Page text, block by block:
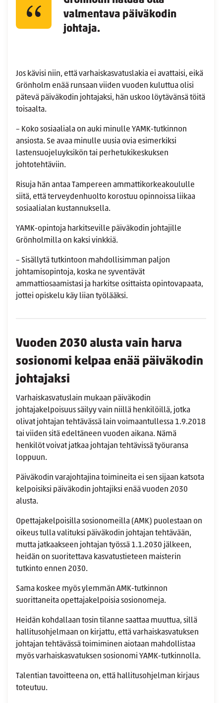
valmentava päiväkodin
johtaja.
Jos kävisi niin, että varhaiskasvatuslakia ei avattaisi, eikä
Grönholm enää runsaan viiden vuoden kuluttua olisi
pätevä päiväkodin johtajaksi, hän uskoo löytävänsä töitä
toisaalta.
– Koko sosiaaliala on auki minulle YAMK-tutkinnon
ansiosta. Se avaa minulle uusia ovia esimerkiksi
lastensuojeluyksikön tai perhetukikeskuksen
johtotehtäviin.
Risuja hän antaa Tampereen ammattikorkeakoululle
siitä, että terveydenhuolto korostuu opinnoissa liikaa
sosiaalialan kustannuksella.
YAMK-opintoja harkitseville päiväkodin johtajille
Grönholmilla on kaksi vinkkiä.
– Sisällytä tutkintoon mahdollisimman paljon
johtamisopintoja, koska ne syventävät
ammattiosaamistasi ja harkitse osittaista opintovapaata,
jottei opiskelu käy liian työlääksi.
Vuoden 2030 alusta vain harva
sosionomi kelpaa enää päiväkodin
johtajaksi
Varhaiskasvatuslain mukaan päiväkodin
johtajakelpoisuus säilyy vain niillä henkilöillä, jotka
olivat johtajan tehtävässä lain voimaantullessa 1.9.2018
tai viiden sitä edeltäneen vuoden aikana. Nämä
henkilöt voivat jatkaa johtajan tehtävissä työuransa
loppuun.
Päiväkodin varajohtajina toimineita ei sen sijaan katsota
kelpoisiksi päiväkodin johtajiksi enää vuoden 2030
alusta.
Opettajakelpoisilla sosionomeilla (AMK) puolestaan on
oikeus tulla valituksi päiväkodin johtajan tehtävään,
mutta jatkaakseen johtajan työssä 1.1.2030 jälkeen,
heidän on suoritettava kasvatustieteen maisterin
tutkinto ennen 2030.
Sama koskee myös ylemmän AMK-tutkinnon
suorittaneita opettajakelpoisia sosionomeja.
Heidän kohdallaan tosin tilanne saattaa muuttua, sillä
hallitusohjelmaan on kirjattu, että varhaiskasvatuksen
johtajan tehtävässä toimiminen aiotaan mahdollistaa
myös varhaiskasvatuksen sosionomi YAMK-tutkinnolla.
Talentian tavoitteena on, että hallitusohjelman kirjaus
toteutuu.